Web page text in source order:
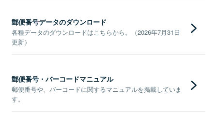
郵便番号データのダウンロード
各種データのダウンロードはこちらから。（2026年7月31日
更新）
郵便番号・バーコードマニュアル
郵便番号や、バーコードに関するマニュアルを掲載していま
す。